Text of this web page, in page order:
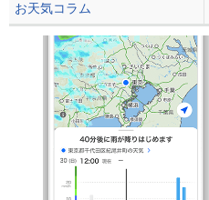
お天気コラム